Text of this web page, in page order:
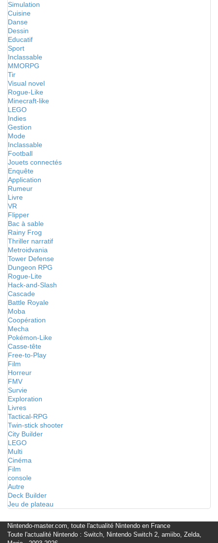
Simulation
Cuisine
Danse
Dessin
Educatif
Sport
Inclassable
MMORPG
Tir
Visual novel
Rogue-Like
Minecraft-like
LEGO
Indies
Gestion
Mode
Inclassable
Football
Jouets connectés
Enquête
Application
Rumeur
Livre
VR
Flipper
Bac à sable
Rainy Frog
Thriller narratif
Metroidvania
Tower Defense
Dungeon RPG
Rogue-Lite
Hack-and-Slash
Cascade
Battle Royale
Moba
Coopération
Mecha
Pokémon-Like
Casse-tête
Free-to-Play
Film
Horreur
FMV
Survie
Exploration
Livres
Tactical-RPG
Twin-stick shooter
City Builder
LEGO
Multi
Cinéma
Film
console
Autre
Deck Builder
Jeu de plateau
Nintendo-master.com, toute l'actualité Nintendo en France
Toute l'actualité Nintendo : Switch, Nintendo Switch 2, amiibo, Zelda,